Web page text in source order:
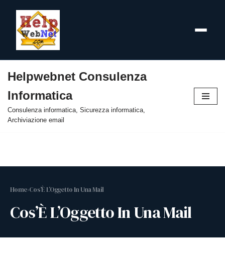
al
contenuto
Helpwebnet Consulenza
Informatica
Consulenza informatica, Sicurezza informatica,
Archiviazione email
Home›Cos’È L’Oggetto In Una Mail
Cos’È L’Oggetto In Una Mail